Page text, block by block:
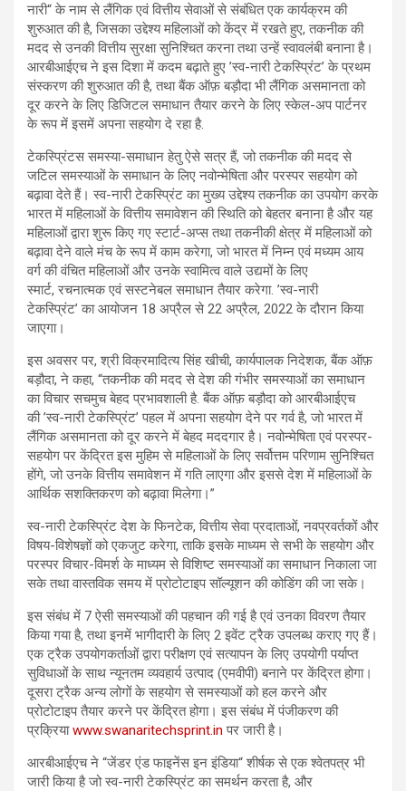
नारी“ के नाम से लैंगिक एवं वित्तीय सेवाओं से संबंधित एक कार्यक्रम की
शुरुआत की है, जिसका उद्देश्य महिलाओं को केंद्र में रखते हुए, तकनीक की
मदद से उनकी वित्तीय सुरक्षा सुनिश्चित करना तथा उन्हें स्वावलंबी बनाना है।
आरबीआईएच ने इस दिशा में कदम बढ़ाते हुए ’स्व-नारी टेकस्प्रिंट’ के प्रथम
संस्करण की शुरुआत की है, तथा बैंक ऑफ़ बड़ौदा भी लैंगिक असमानता को
दूर करने के लिए डिजिटल समाधान तैयार करने के लिए स्केल-अप पार्टनर
के रूप में इसमें अपना सहयोग दे रहा है.
टेकस्प्रिंटस समस्या-समाधान हेतु ऐसे सत्र हैं, जो तकनीक की मदद से
जटिल समस्याओं के समाधान के लिए नवोन्मेषिता और परस्पर सहयोग को
बढ़ावा देते हैं। स्व-नारी टेकस्प्रिंट का मुख्य उद्देश्य तकनीक का उपयोग करके
भारत में महिलाओं के वित्तीय समावेशन की स्थिति को बेहतर बनाना है और यह
महिलाओं द्वारा शुरू किए गए स्टार्ट-अप्स तथा तकनीकी क्षेत्र में महिलाओं को
बढ़ावा देने वाले मंच के रूप में काम करेगा, जो भारत में निम्न एवं मध्यम आय
वर्ग की वंचित महिलाओं और उनके स्वामित्व वाले उद्यमों के लिए
स्मार्ट, रचनात्मक एवं सस्टनेबल समाधान तैयार करेगा. ’स्व-नारी
टेकस्प्रिंट’ का आयोजन 18 अप्रैल से 22 अप्रैल, 2022 के दौरान किया
जाएगा।
इस अवसर पर, श्री विक्रमादित्य सिंह खीची, कार्यपालक निदेशक, बैंक ऑफ़
बड़ौदा, ने कहा, “तकनीक की मदद से देश की गंभीर समस्याओं का समाधान
का विचार सचमुच बेहद प्रभावशाली है. बैंक ऑफ़ बड़ौदा को आरबीआईएच
की ’स्व-नारी टेकस्प्रिंट’ पहल में अपना सहयोग देने पर गर्व है, जो भारत में
लैंगिक असमानता को दूर करने में बेहद मददगार है। नवोन्मेषिता एवं परस्पर-
सहयोग पर केंद्रित इस मुहिम से महिलाओं के लिए सर्वोत्तम परिणाम सुनिश्चित
होंगे, जो उनके वित्तीय समावेशन में गति लाएगा और इससे देश में महिलाओं के
आर्थिक सशक्तिकरण को बढ़ावा मिलेगा।”
स्व-नारी टेकस्प्रिंट देश के फिनटेक, वित्तीय सेवा प्रदाताओं, नवप्रवर्तकों और
विषय-विशेषज्ञों को एकजुट करेगा, ताकि इसके माध्यम से सभी के सहयोग और
परस्पर विचार-विमर्श के माध्यम से विशिष्ट समस्याओं का समाधान निकाला जा
सके तथा वास्तविक समय में प्रोटोटाइप सॉल्यूशन की कोडिंग की जा सके।
इस संबंध में 7 ऐसी समस्याओं की पहचान की गई है एवं उनका विवरण तैयार
किया गया है, तथा इनमें भागीदारी के लिए 2 इवेंट ट्रैक उपलब्ध कराए गए हैं।
एक ट्रैक उपयोगकर्ताओं द्वारा परीक्षण एवं सत्यापन के लिए उपयोगी पर्याप्त
सुविधाओं के साथ न्यूनतम व्यवहार्य उत्पाद (एमवीपी) बनाने पर केंद्रित होगा।
दूसरा ट्रैक अन्य लोगों के सहयोग से समस्याओं को हल करने और
प्रोटोटाइप तैयार करने पर केंद्रित होगा। इस संबंध में पंजीकरण की
प्रक्रियाwww.swanaritechsprint.in पर जारी है।
आरबीआईएच ने “जेंडर एंड फाइनेंस इन इंडिया“ शीर्षक से एक श्वेतपत्र भी
जारी किया है जो स्व-नारी टेकस्प्रिंट का समर्थन करता है, और